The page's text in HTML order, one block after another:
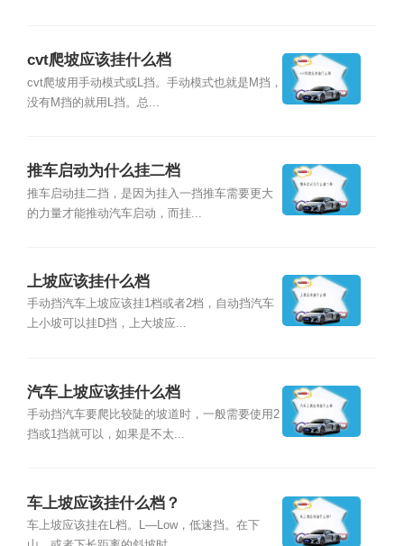
cvt爬坡应该挂什么档
cvt爬坡用手动模式或L挡。手动模式也就是M挡，
没有M挡的就用L挡。总...
推车启动为什么挂二档
推车启动挂二挡，是因为挂入一挡推车需要更大
的力量才能推动汽车启动，而挂...
上坡应该挂什么档
手动挡汽车上坡应该挂1档或者2档，自动挡汽车
上小坡可以挂D挡，上大坡应...
汽车上坡应该挂什么档
手动挡汽车要爬比较陡的坡道时，一般需要使用2
挡或1挡就可以，如果是不太...
车上坡应该挂什么档？
车上坡应该挂在L档。L—Low，低速挡。在下